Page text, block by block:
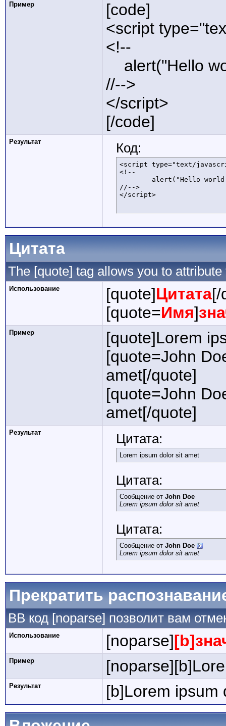
Пример
[code]
<script
<!--
alert("Hello
//-->
</script>
[/code]
Результат Код:
<script type="text/
<!--
//-->
</script>
Цитата
The [quote] tag allows you to
Использование [quote]Цитата[/
[quote=Имя]
Пример
[quote]Lorem
[quote=John
amet[/quote]
[quote=John
amet[/quote]
Результат Цитата:
Lorem ipsum dolor sit amet
Цитата:
Сообщение от John Doe
Lorem ipsum dolor sit amet
Цитата:
Сообщение от John Doe
Lorem ipsum dolor sit amet
Прекратить
BB код [noparse] позволит вам
Использование [noparse]
Пример
Результат
[b]Lorem ipsum